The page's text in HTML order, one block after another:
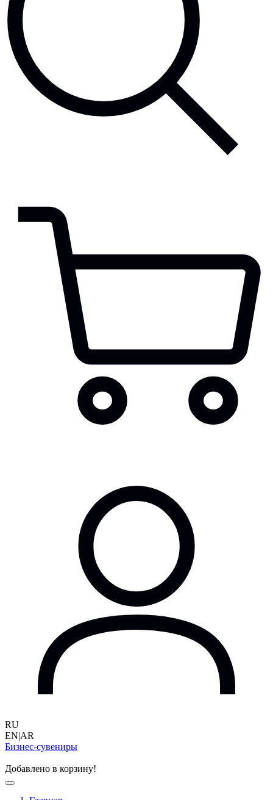
RU
EN|AR
Бизнес-сувениры
Добавлено в корзину!